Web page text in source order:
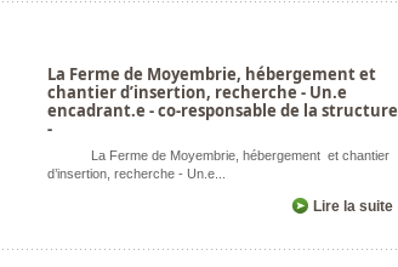
La Ferme de Moyembrie, hébergement et
chantier d’insertion, recherche - Un.e
encadrant.e - co-responsable de la structure
-
La Ferme de Moyembrie, hébergement et chantier
d’insertion, recherche - Un.e...
Lire la suite